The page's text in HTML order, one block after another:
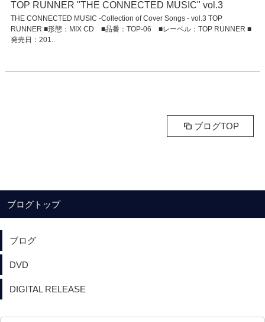
TOP RUNNER "THE CONNECTED MUSIC" vol.3
THE CONNECTED MUSIC -Collection of Cover Songs - vol.3 TOP
RUNNER ■形態：MIX CD ■品番：TOP-06 ■レーベル：TOP RUNNER ■
発売日：201..
ブログTOP
ブログトップ
ブログ
DVD
DIGITAL RELEASE